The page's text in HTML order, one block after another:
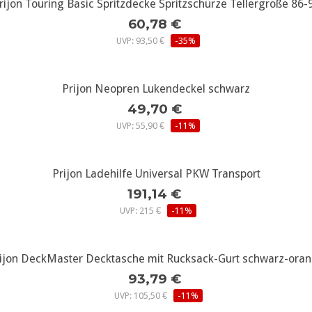
weitere Infos...
Touring Basic Spritzdecke Spritzschürze Tellergröße 86-
60,78 €
UVP: 93,50 € -35%
weitere Infos...Prijon Neopren Lukendeckel schwarz
49,70 €
UVP: 55,90 € -11%
weitere Infos...
Prijon Ladehilfe Universal PKW Transport
191,14 €
UVP: 215 € -11%
weitere Infos...
DeckMaster Decktasche mit Rucksack-Gurt schwarz-
93,79 €
UVP: 105,50 € -11%